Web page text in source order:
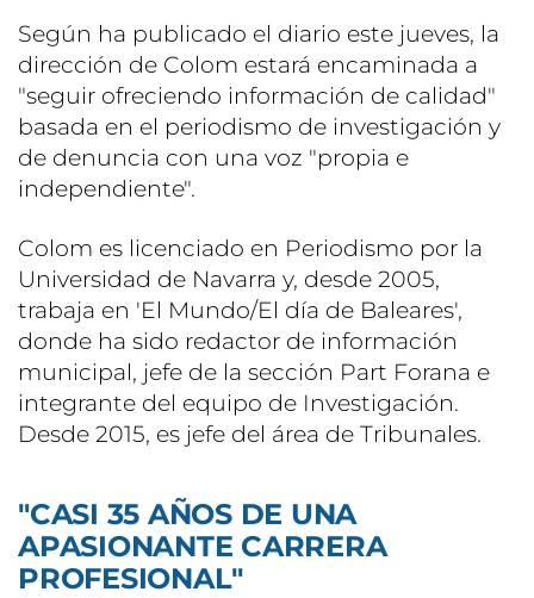
Según ha publicado el diario este jueves, la
dirección de Colom estará encaminada a
"seguir ofreciendo información de calidad"
basada en el periodismo de investigación y
de denuncia con una voz "propia e
independiente".
Colom es licenciado en Periodismo por la
Universidad de Navarra y, desde 2005,
trabaja en 'El Mundo/El día de Baleares',
donde ha sido redactor de información
municipal, jefe de la sección Part Forana e
integrante del equipo de Investigación.
Desde 2015, es jefe del área de Tribunales.
"CASI 35 AÑOS DE UNA
APASIONANTE CARRERA
PROFESIONAL"